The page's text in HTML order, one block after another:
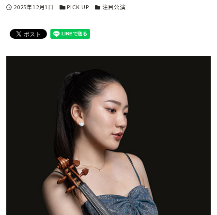
投稿日
2025年12月1日 カテゴリー
PICK UP カテゴリー
注目公演